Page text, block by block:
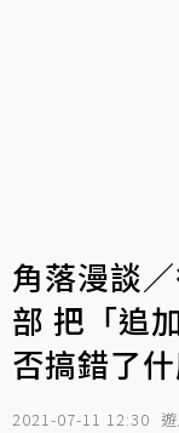
角落漫談
部 把「追
否搞錯了什
2021-07-11 12:30